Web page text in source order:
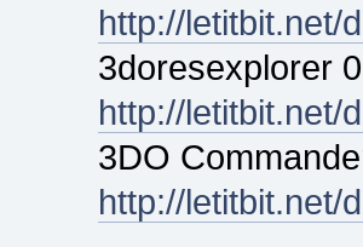
http://letitbit.net/
3doresexplorer
http://letitbit.net/
3DO
http://letitbit.net/